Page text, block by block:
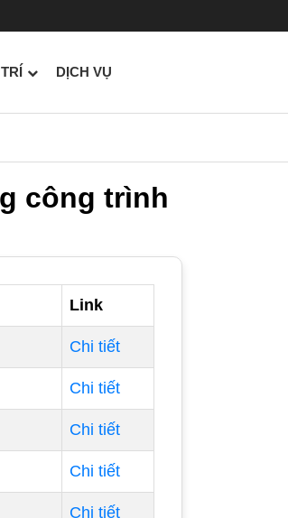
DỊCH VỤ
công trình
Link
Chi tiết
Chi tiết
Chi tiết
Chi tiết
Chi tiết